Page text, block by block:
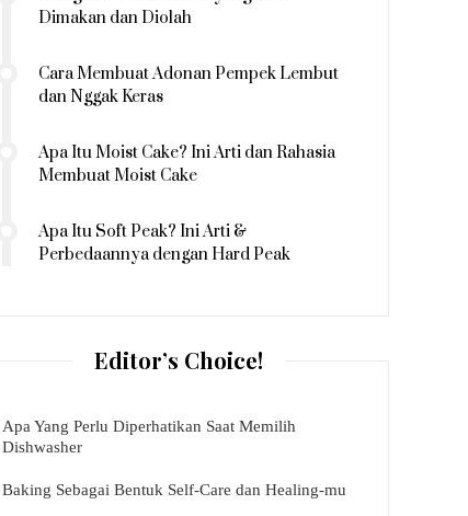
Dimakan dan Diolah
Cara Membuat Adonan Pempek Lembut
dan Nggak Keras
Apa Itu Moist Cake? Ini Arti dan Rahasia
Membuat Moist Cake
Apa Itu Soft Peak? Ini Arti &
Perbedaannya dengan Hard Peak
Editor’s Choice!
Apa Yang Perlu Diperhatikan Saat Memilih
Dishwasher
Baking Sebagai Bentuk Self-Care dan Healing-mu